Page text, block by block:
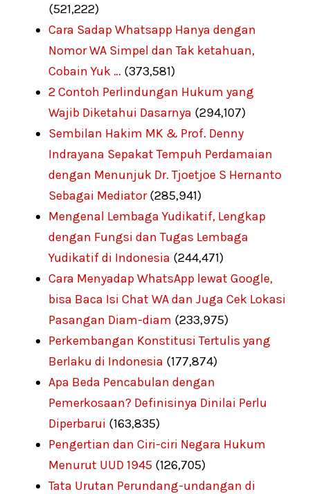
(521,222)
Cara Sadap Whatsapp Hanya dengan
Nomor WA Simpel dan Tak ketahuan,
Cobain Yuk … (373,581)
2 Contoh Perlindungan Hukum yang
Wajib Diketahui Dasarnya (294,107)
Sembilan Hakim MK & Prof. Denny
Indrayana Sepakat Tempuh Perdamaian
dengan Menunjuk Dr. Tjoetjoe S Hernanto
Sebagai Mediator (285,941)
Mengenal Lembaga Yudikatif, Lengkap
dengan Fungsi dan Tugas Lembaga
Yudikatif di Indonesia (244,471)
Cara Menyadap WhatsApp lewat Google,
bisa Baca Isi Chat WA dan Juga Cek Lokasi
Pasangan Diam-diam (233,975)
Perkembangan Konstitusi Tertulis yang
Berlaku di Indonesia (177,874)
Apa Beda Pencabulan dengan
Pemerkosaan? Definisinya Dinilai Perlu
Diperbarui (163,835)
Pengertian dan Ciri-ciri Negara Hukum
Menurut UUD 1945 (126,705)
Tata Urutan Perundang-undangan di